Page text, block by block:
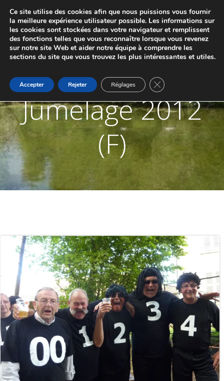
au
contenu
JUMELAGE DE MARCHE-LES-DAMES ET
PONTAILLER-SUR-SAÔNE
Jumelage 2012
(F)
Ce site utilise des cookies afin que nous puissions vous fournir
la meilleure expérience utilisateur possible. Les informations sur
les cookies sont stockées dans votre navigateur et remplissent
des fonctions telles que vous reconnaître lorsque vous revenez
sur notre site Web et aider notre équipe à comprendre les
sections du site que vous trouvez les plus intéressantes et utiles.
Accepter Rejeter Réglages Fermer la bannière